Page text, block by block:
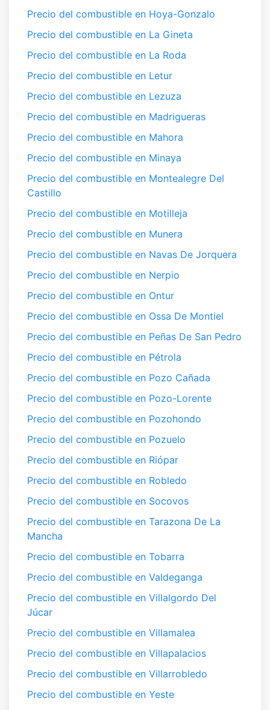
Precio del combustible en Hoya-Gonzalo
Precio del combustible en La Gineta
Precio del combustible en La Roda
Precio del combustible en Letur
Precio del combustible en Lezuza
Precio del combustible en Madrigueras
Precio del combustible en Mahora
Precio del combustible en Minaya
Precio del combustible en Montealegre Del
Castillo
Precio del combustible en Motilleja
Precio del combustible en Munera
Precio del combustible en Navas De Jorquera
Precio del combustible en Nerpio
Precio del combustible en Ontur
Precio del combustible en Ossa De Montiel
Precio del combustible en Peñas De San Pedro
Precio del combustible en Pétrola
Precio del combustible en Pozo Cañada
Precio del combustible en Pozo-Lorente
Precio del combustible en Pozohondo
Precio del combustible en Pozuelo
Precio del combustible en Riópar
Precio del combustible en Robledo
Precio del combustible en Socovos
Precio del combustible en Tarazona De La
Mancha
Precio del combustible en Tobarra
Precio del combustible en Valdeganga
Precio del combustible en Villalgordo Del
Júcar
Precio del combustible en Villamalea
Precio del combustible en Villapalacios
Precio del combustible en Villarrobledo
Precio del combustible en Yeste